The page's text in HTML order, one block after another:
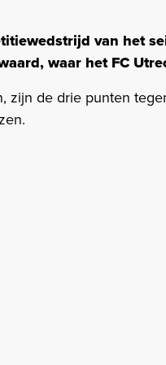
van het
waar het FC
zijn de drie punten